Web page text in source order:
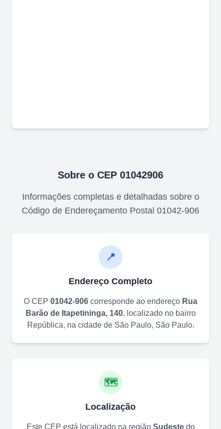
Sobre o CEP 01042906
Informações completas e detalhadas sobre o
Código de Endereçamento Postal 01042-906
📍
Endereço Completo
O CEP 01042-906 corresponde ao endereço Rua
Barão de Itapetininga, 140, localizado no bairro
República, na cidade de São Paulo, São Paulo.
🗺️
Localização
Este CEP está localizado na região Sudestedo